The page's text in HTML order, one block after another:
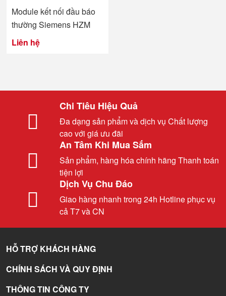
Module kết nối đầu báo
thường Siemens HZM
Liên hệ
Chi Tiêu Hiệu Quả
Đa dạng sản phẩm và dịch vụ Chất lượng
cao với giá ưu đãi
An Tâm Khi Mua Sắm
Sản phẩm, hàng hóa chính hãng Thanh toán
tiện lợi
Dịch Vụ Chu Đáo
Giao hàng nhanh trong 24h Hotline phục vụ
cả T7 và CN
HỖ TRỢ KHÁCH HÀNG
CHÍNH SÁCH VÀ QUY ĐỊNH
THÔNG TIN CÔNG TY